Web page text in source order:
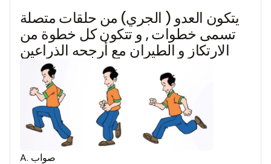
يتكون العدو ( الجري) من حلقات متصلة
تسمى خطوات , و تتكون كل خطوة من
الارتكاز و الطيران مع أرجحه الذراعين
A. صواب